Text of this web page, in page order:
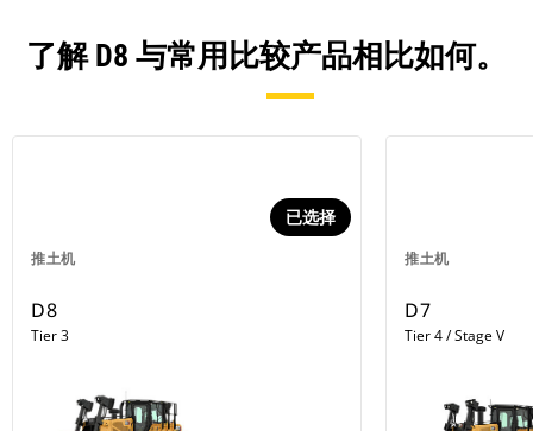
了解 D8 与常用比较产品相比如何。
推土机
已选择
D8
Tier 3
推土机
D7
Tier 4 / Stage V